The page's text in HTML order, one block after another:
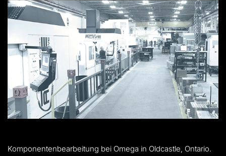
Komponentenbearbeitung bei Omega in Oldcastle, Ontario.